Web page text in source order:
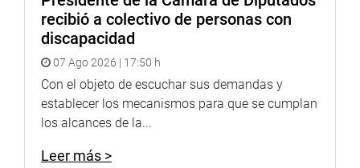
Bloque Magisterial de Concertación Nacional
(JP/VP/BM), Podemos Perú, Renovación Popular y
Bloque Democrático Popular.
Entre las razones para la vacancia presidencial, la moción
sostiene que la inacción de la presidenta Boluarte frente
al incremento del crimen organizado, la extorsión y el
de estos derechos fundamentales. “Las cifras de
recibió a colectivo de personas con
discapacidad
07 Ago 2026 | 17:50 h
Con el objeto de escuchar sus demandas y
establecer los mecanismos para que se cumplan
los alcances de la...
Leer más >